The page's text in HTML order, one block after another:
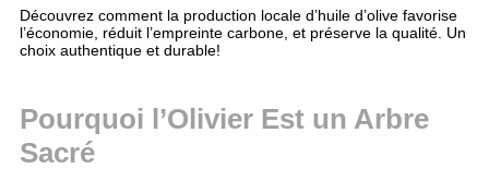
Découvrez comment la production locale d’huile d’olive favorise
l’économie, réduit l’empreinte carbone, et préserve la qualité. Un
choix authentique et durable!
Pourquoi l’Olivier Est un Arbre
Sacré